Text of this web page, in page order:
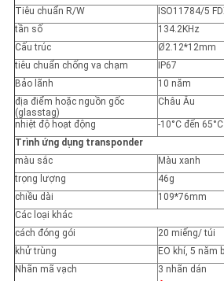
Tiêu chuẩn R/W
ISO11784/5
tần số
134.2KHz
Cấu trúc
Ø2.12*12mm
tiêu chuẩn chống va chạm
IP67
Bảo lãnh
10 năm
địa điểm hoặc nguồn gốc
(glasstag)
Châu Âu
nhiệt độ hoạt động
-10°C đến 65°C
Trình ứng dụng transponder
màu sắc
Màu xanh
trọng lượng
46g
chiều dài
109*76mm
Các loại khác
cách đóng gói
20 miếng/ túi
khử trùng
EO khí, 5 năm
Nhãn mã vạch
3 nhãn dán